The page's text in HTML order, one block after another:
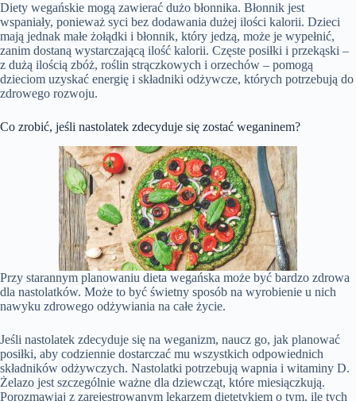
Diety wegańskie mogą zawierać dużo błonnika. Błonnik jest
wspaniały, ponieważ syci bez dodawania dużej ilości kalorii. Dzieci
mają jednak małe żołądki i błonnik, który jedzą, może je wypełnić,
zanim dostaną wystarczającą ilość kalorii. Częste posiłki i przekąski –
z dużą ilością zbóż, roślin strączkowych i orzechów – pomogą
dzieciom uzyskać energię i składniki odżywcze, których potrzebują do
zdrowego rozwoju.
Co zrobić, jeśli nastolatek zdecyduje się zostać weganinem?
Przy starannym planowaniu dieta wegańska może być bardzo zdrowa
dla nastolatków. Może to być świetny sposób na wyrobienie u nich
nawyku zdrowego odżywiania na całe życie.
Jeśli nastolatek zdecyduje się na weganizm, naucz go, jak planować
posiłki, aby codziennie dostarczać mu wszystkich odpowiednich
składników odżywczych. Nastolatki potrzebują wapnia i witaminy D.
Żelazo jest szczególnie ważne dla dziewcząt, które miesiączkują.
Porozmawiaj z zarejestrowanym lekarzem dietetykiem o tym, ile tych